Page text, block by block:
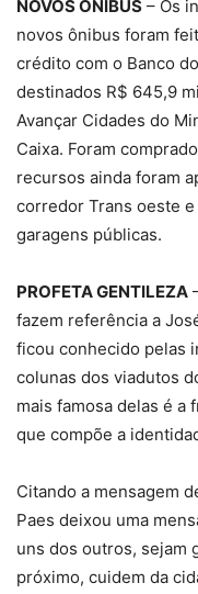
NOVOS ÔNIBUS – Os
novos ônibus foram
crédito com o Banco
destinados R$ 645,9
Avançar Cidades do
Caixa. Foram
recursos ainda foram
corredor Trans oeste
garagens públicas.
PROFETA GENTILEZA
fazem referência a
ficou conhecido pelas
colunas dos viadutos
mais famosa delas é a
que compõe a
Citando a mensagem
Paes deixou uma
uns dos outros, sejam
próximo, cuidem da